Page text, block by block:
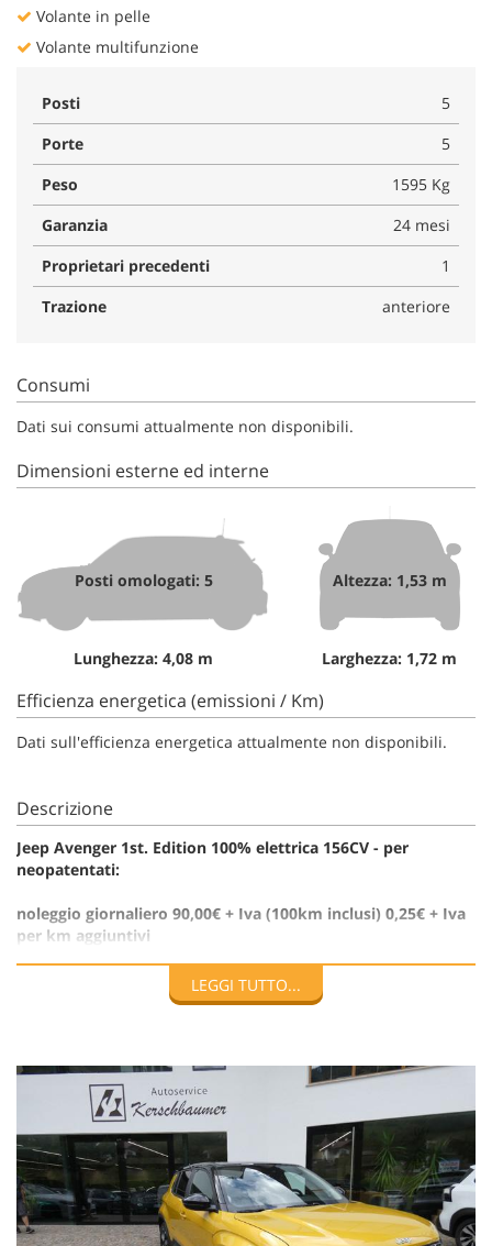
Volante in pelle
Volante multifunzione
Posti
5
Porte
5
Peso
1595 Kg
Garanzia
24 mesi
Proprietari precedenti
1
Trazione
anteriore
Consumi
Dati sui consumi attualmente non disponibili.
Dimensioni esterne ed interne
Posti omologati: 5
Lunghezza: 4,08 m
Altezza: 1,53 m
Larghezza: 1,72 m
Efficienza energetica (emissioni / Km)
Dati sull'efficienza energetica attualmente non disponibili.
Descrizione
Jeep Avenger 1st. Edition 100% elettrica 156CV - per
neopatentati:
noleggio giornaliero 90,00€ + Iva (100km inclusi) 0,25€ + Iva
per km aggiuntivi
Jeep Avenger 1st. Edition 100% elektrisch 156PS - für
Tagesmiete 90,00€ + MwSt. (100km inklusive) 0,25€ + MwSt.
für zusätzliche km
LEGGI TUTTO...